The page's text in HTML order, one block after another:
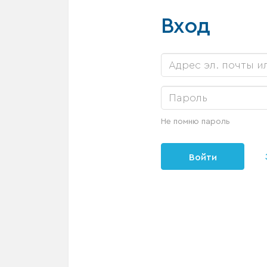
Вход
Не помню пароль